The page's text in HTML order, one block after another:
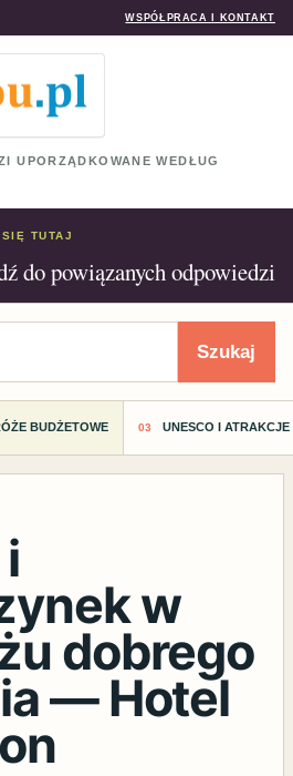
WSPÓŁPRACA I KONTAKT
UPORZĄDKOWANE WEDŁUG
TUTAJ
do powiązanych odpowiedzi
Szukaj
BUDŻETOWE UNESCO I
w
dobrego
— Hotel